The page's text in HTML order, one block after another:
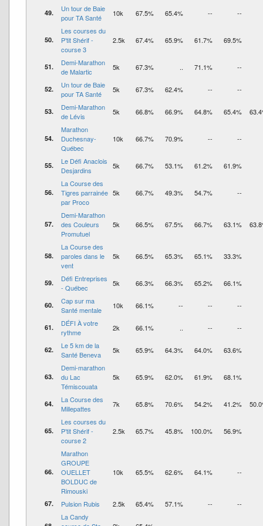
49.
Un tour de Baie
pour TA Santé
10k 67.5% 65.4% -- --
50.
Les courses du
P’tit Shérif -
course 3
2.5k 67.4% 65.9% 61.7% 69.5%
51.
Demi-Marathon
de Malartic
5k 67.3% .. 71.1% --
52.
Un tour de Baie
pour TA Santé
5k 67.3% 62.4% -- --
53.
Demi-Marathon
de Lévis
5k 66.8% 66.9% 64.8% 65.4%
54.
Marathon
Duchesnay-
Québec
10k 66.7% 70.9% -- --
55.
Le Défi Anaclois
Desjardins
5k 66.7% 53.1% 61.2% 61.9%
56.
La Course des
Tigres parrainée
par Proco
5k 66.7% 49.3% 54.7% --
57.
Demi-Marathon
des Couleurs
Promutuel
5k 66.5% 67.5% 66.7% 63.1%
58.
La Course des
paroles dans le
vent
5k 66.5% 65.3% 65.1% 33.3%
59.
Défi Entreprises
- Québec
5k 66.3% 66.3% 65.2% 66.1%
60.
Cap sur ma
Santé mentale
10k 66.1% -- -- --
61.
DÉFI À votre
rythme
2k 66.1% .. -- --
62.
Le 5 km de la
Santé Beneva
5k 65.9% 64.3% 64.0% 63.6%
63.
Demi-marathon
du Lac
Témiscouata
5k 65.9% 62.0% 61.9% 68.1%
64.
La Course des
Millepattes
7k 65.8% 70.6% 54.2% 41.2%
65.
Les courses du
P’tit Shérif -
course 2
2.5k 65.7% 45.8% 100.0% 56.9%
66.
Marathon
GROUPE
OUELLET
BOLDUC de
Rimouski
10k 65.5% 62.6% 64.1% --
67. Pulsion Rubis 2.5k 65.4% 57.1% -- --
La Candy